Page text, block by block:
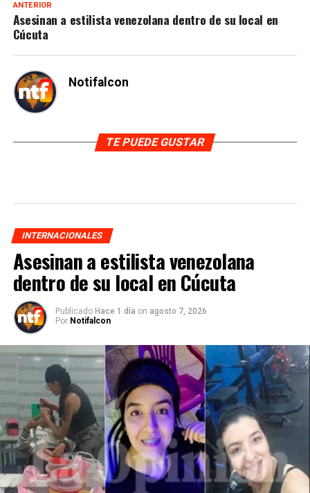
ANTERIOR
Asesinan a estilista venezolana dentro de su local en
Cúcuta
Notifalcon
TE PUEDE GUSTAR
INTERNACIONALES
Asesinan a estilista venezolana
dentro de su local en Cúcuta
Publicado Hace 1 día on agosto 7, 2026
Por Notifalcon